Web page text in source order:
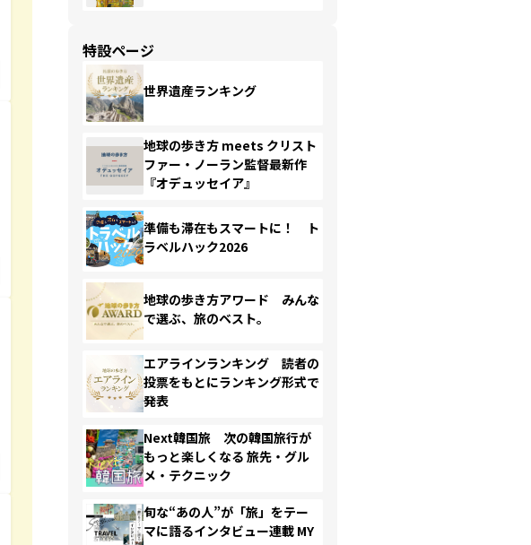
特設ページ
世界遺産ランキング
地球の歩き方 meets クリスト
ファー・ノーラン監督最新作
『オデュッセイア』
準備も滞在もスマートに！ ト
ラベルハック2026
地球の歩き方アワード みんな
で選ぶ、旅のベスト。
エアラインランキング 読者の
投票をもとにランキング形式で
発表
Next韓国旅 次の韓国旅行が
もっと楽しくなる 旅先・グル
メ・テクニック
旬な“あの人”が「旅」をテー
マに語るインタビュー連載 MY